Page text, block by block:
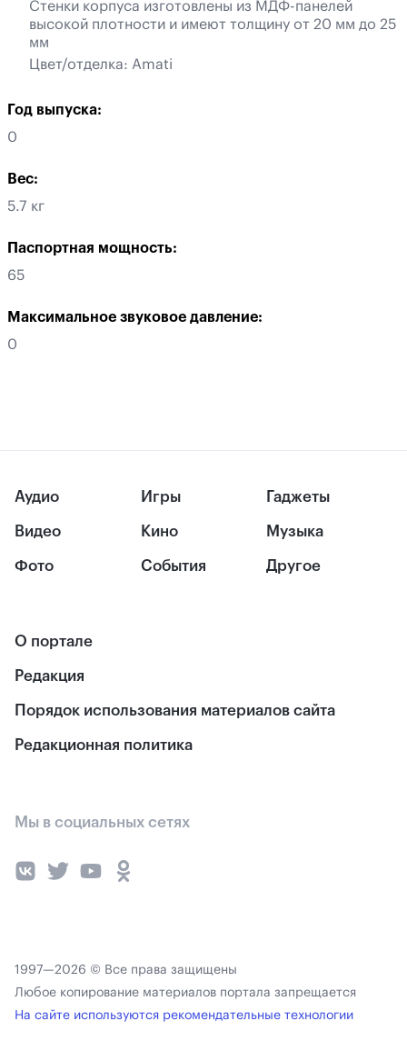
Стенки корпуса изготовлены из МДФ-панелей
высокой плотности и имеют толщину от 20 мм до 25
мм
Цвет/отделка: Amati
Год выпуска:
0
Вес:
5.7 кг
Паспортная мощность:
65
Максимальное звуковое давление:
0
Аудио
Видео
Фото
Игры
Кино
События
Гаджеты
Музыка
Другое
О портале
Редакция
Порядок использования материалов сайта
Редакционная политика
Мы в социальных сетях
1997—2026 © Все права защищены
Любое копирование материалов портала запрещается
На сайте используются рекомендательные технологии